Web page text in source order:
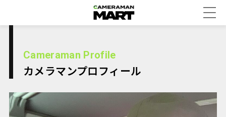
Cameraman Profile
カメラマンプロフィール